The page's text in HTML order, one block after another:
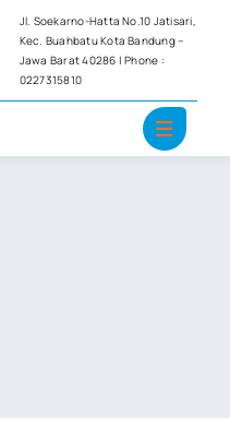
Jl. Soekarno-Hatta No.10 Jatisari,
Kec. Buahbatu Kota Bandung –
Jawa Barat 40286 | Phone :
0227315810